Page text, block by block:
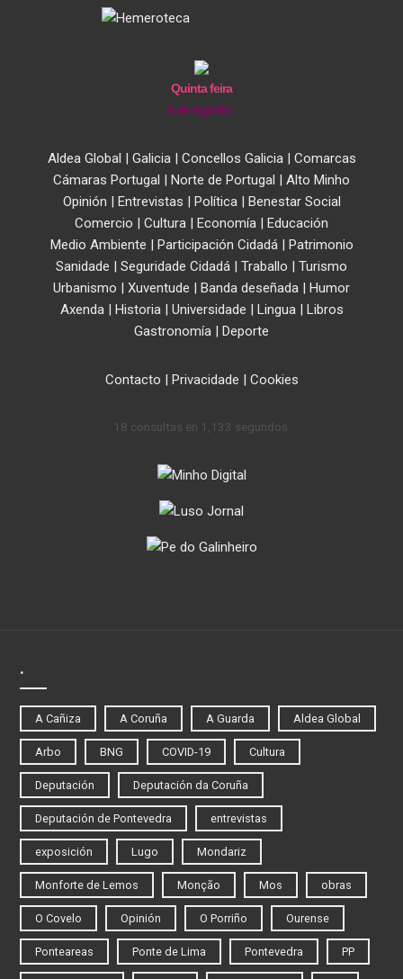
Quinta feira
6 de Agosto
Aldea Global | Galicia | Concellos Galicia | Comarcas
Cámaras Portugal | Norte de Portugal | Alto Minho
Opinión | Entrevistas | Política | Benestar Social
Comercio | Cultura | Economía | Educación
Medio Ambiente | Participación Cidadá | Patrimonio
Sanidade | Seguridade Cidadá | Traballo | Turismo
Urbanismo | Xuventude | Banda deseñada | Humor
Axenda | Historia | Universidade | Lingua | Libros
Gastronomía | Deporte
Contacto | Privacidade | Cookies
18 consultas en 1,133 segundos.
.
A Cañiza A Coruña A Guarda Aldea Global
Arbo BNG COVID-19 Cultura
Deputación Deputación da Coruña
Deputación de Pontevedra entrevistas
exposición Lugo Mondariz
Monforte de Lemos Monção Mos obras
O Covelo Opinión O Porriño Ourense
Ponteareas Ponte de Lima Pontevedra PP